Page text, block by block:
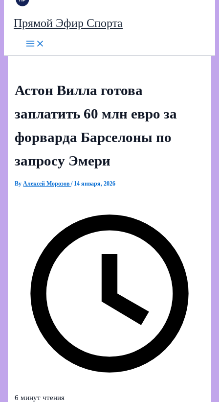
Прямой Эфир Спорта
Астон Вилла готова
заплатить 60 млн евро за
форварда Барселоны по
запросу Эмери
ByАлексей Морозов/ 14 января, 2026
6 минут чтения